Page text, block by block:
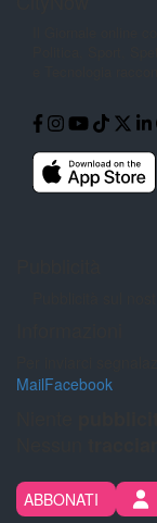
MailFacebook
ABBONATI